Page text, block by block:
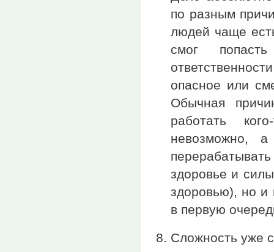
по разным
людей чаще
смог
опасное или
Обычная
работать
невозможно,
здоровье и
здоровью), но и
в первую
Сложность уже